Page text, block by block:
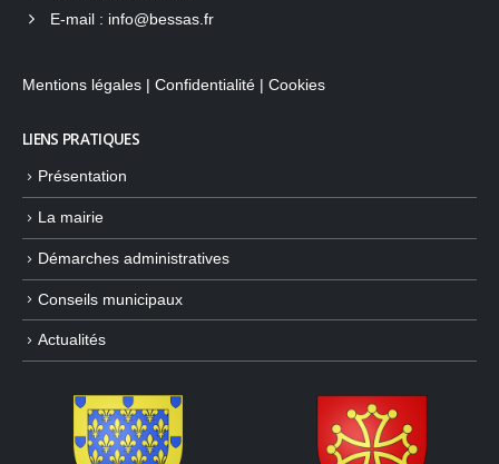
E-mail : info@bessas.fr
Mentions légales | Confidentialité | Cookies
LIENS PRATIQUES
Présentation
La mairie
Démarches administratives
Conseils municipaux
Actualités